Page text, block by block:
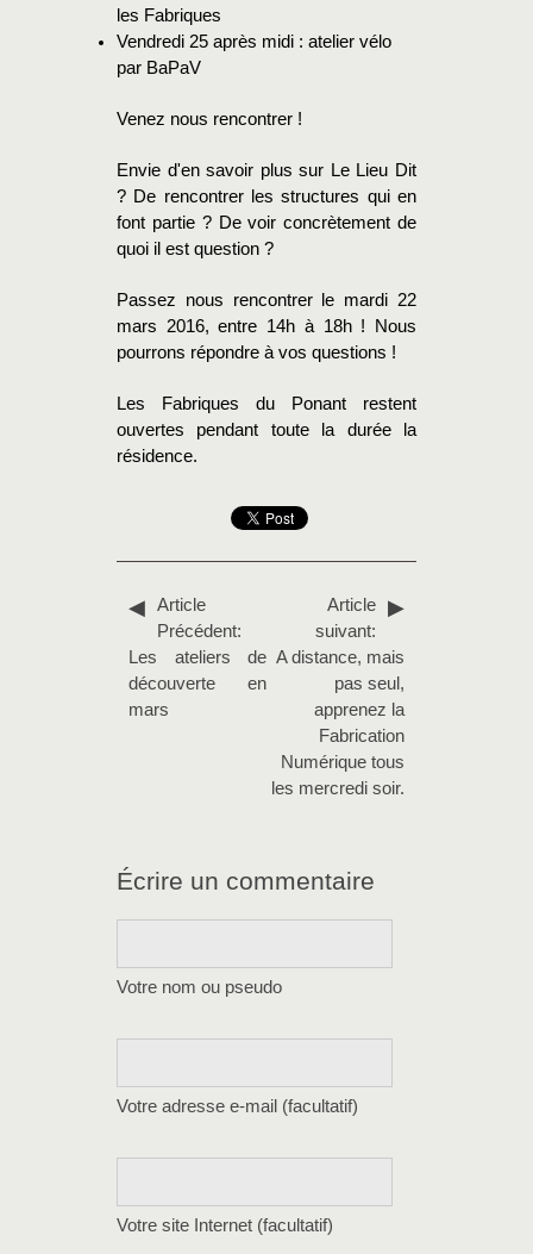
les Fabriques
Vendredi 25 après midi : atelier vélo
par BaPaV
Venez nous rencontrer !
Envie d'en savoir plus sur Le Lieu Dit
? De rencontrer les structures qui en
font partie ? De voir concrètement de
quoi il est question ?
Passez nous rencontrer le mardi 22
mars 2016, entre 14h à 18h ! Nous
pourrons répondre à vos questions !
Les Fabriques du Ponant restent
ouvertes pendant toute la durée la
résidence.
Article
Précédent:
Les ateliers de
découverte en
mars
Article
suivant:
A distance, mais
pas seul,
apprenez la
Fabrication
Numérique tous
les mercredi soir.
Écrire un commentaire
Votre nom ou pseudo
Votre adresse e-mail (facultatif)
Votre site Internet (facultatif)